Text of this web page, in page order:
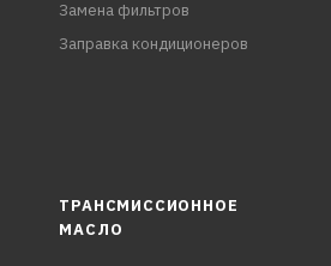
Замена фильтров
Заправка кондиционеров
ТРАНСМИССИОННОЕ
МАСЛО